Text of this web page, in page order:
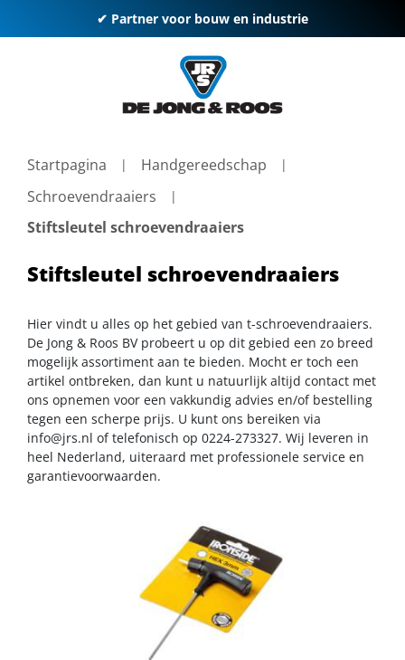
✔ Partner voor bouw en industrie
Startpagina
Handgereedschap
Schroevendraaiers
Stiftsleutel schroevendraaiers
Stiftsleutel schroevendraaiers
Hier vindt u alles op het gebied van t-schroevendraaiers.
De Jong & Roos BV probeert u op dit gebied een zo breed
mogelijk assortiment aan te bieden. Mocht er toch een
artikel ontbreken, dan kunt u natuurlijk altijd contact met
ons opnemen voor een vakkundig advies en/of bestelling
tegen een scherpe prijs. U kunt ons bereiken via
info@jrs.nl of telefonisch op 0224-273327. Wij leveren in
heel Nederland, uiteraard met professionele service en
garantievoorwaarden.